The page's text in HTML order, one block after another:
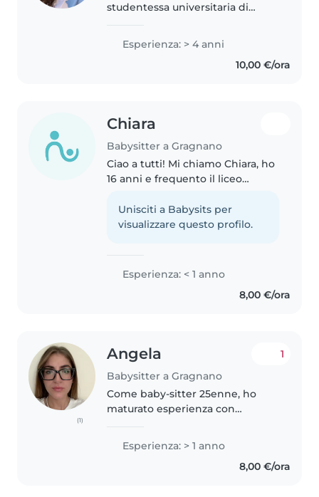
studentessa universitaria di
e per me accudire un bambino
non significa affatto "fare da
guardia" o lasciarlo davanti..
Esperienza: > 4 anni
10,00 €/ora
Chiara
Babysitter a Gragnano
Ciao a tutti! Mi chiamo Chiara, ho
16 anni e frequento il liceo
l'Istituto Francesco Severi. Sono
una ragazza responsabile, solare
Unisciti a Babysits per
visualizzare questo profilo.
Esperienza: < 1 anno
8,00 €/ora
(1)
Angela
Babysitter a Gragnano
1
Come baby-sitter 25enne, ho
maturato esperienza con
scolare) durante l'anno di servizio
civile universale. Sono una
persona responsabile, empatica
Esperienza: > 1 anno
8,00 €/ora